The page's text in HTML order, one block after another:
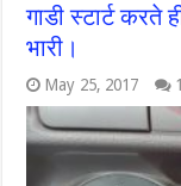
गाडी स्टार्ट
भारी।
May 25, 2017 1